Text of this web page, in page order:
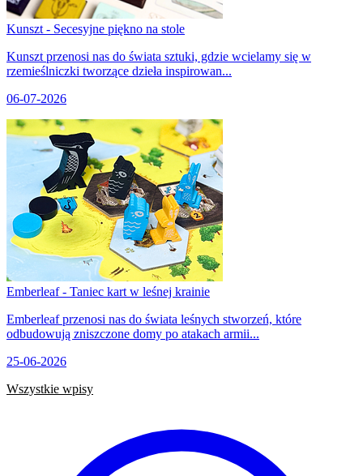
Kunszt - Secesyjne piękno na stole
Kunszt przenosi nas do świata sztuki, gdzie wcielamy się w
rzemieślniczki tworzące dzieła inspirowan...
06-07-2026
Emberleaf - Taniec kart w leśnej krainie
Emberleaf przenosi nas do świata leśnych stworzeń, które
odbudowują zniszczone domy po atakach armii...
25-06-2026
Wszystkie wpisy